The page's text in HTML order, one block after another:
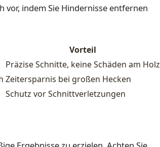
vor, indem Sie Hindernisse entfernen
Vorteil
Präzise Schnitte, keine Schäden am Holz
Zeitersparnis bei großen Hecken
Schutz vor Schnittverletzungen